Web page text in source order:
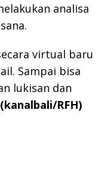
analisa
virtual baru
Sampai bisa
lukisan dan
(kanalbali/RFH)